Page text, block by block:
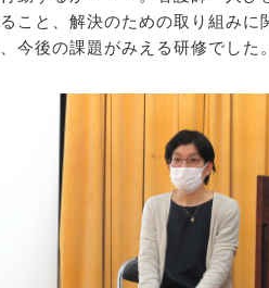
こと、解決のための取り組み
今後の課題がみえる研修でした。